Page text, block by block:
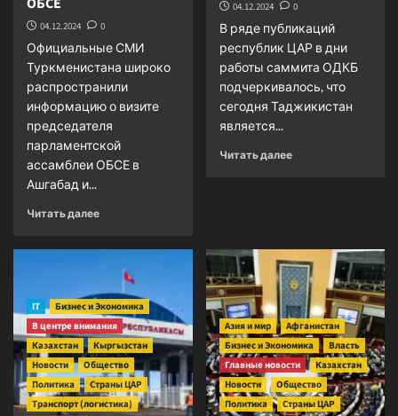
04.12.2024 0
Официальные СМИ
Туркменистана широко
распространили
информацию о визите
председателя
парламентской
ассамблеи ОБСЕ в
Ашгабад и...
Читать далееПрочитать
расширяет
и
укрепляет
связи
с
ОБСЕ
04.12.2024 0
В ряде публикаций
республик ЦАР в дни
работы саммита ОДКБ
подчеркивалось, что
сегодня Таджикистан
является...
Читать далееПрочитать
на
пути
радикализма
IT
Бизнес и Экономика
В центре внимания
Казахстан
Кыргызстан
Новости
Общество
Политика
Страны ЦАР
Транспорт (логистика)
Азия и мир
Афганистан
Бизнес и Экономика
Власть
Главные новости
Казахстан
Новости
Общество
Политика
Страны ЦАР